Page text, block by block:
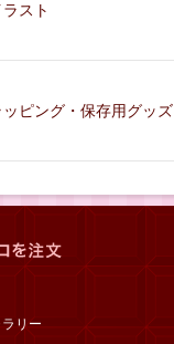
ラスト
ッピング・保存用グッズ
リー